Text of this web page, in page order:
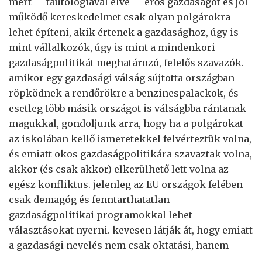
működő kereskedelmet csak olyan polgárokra
lehet építeni, akik értenek a gazdasághoz, úgy is
mint vállalkozók, úgy is mint a mindenkori
gazdaságpolitikát meghatározó, felelős szavazók.
amikor egy gazdasági válság sújtotta országban
röpködnek a rendőrökre a benzinespalackok, és
esetleg több másik országot is válságbba rántanak
magukkal, gondoljunk arra, hogy ha a polgárokat
az iskolában kellő ismeretekkel felvérteztük volna,
és emiatt okos gazdaságpolitikára szavaztak volna,
akkor (és csak akkor) elkerülhető lett volna az
egész konfliktus. jelenleg az EU országok felében
csak demagóg és fenntarthatatlan
gazdaságpolitikai programokkal lehet
választásokat nyerni. kevesen látják át, hogy emiatt
a gazdasági nevelés nem csak oktatási, hanem